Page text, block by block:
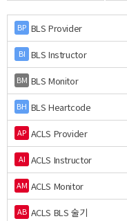
BP BLS Provider
BI BLS Instructor
BM BLS Monitor
BH BLS Heartcode
AP ACLS Provider
AI ACLS Instructor
AM ACLS Monitor
AB ACLS BLS 술기